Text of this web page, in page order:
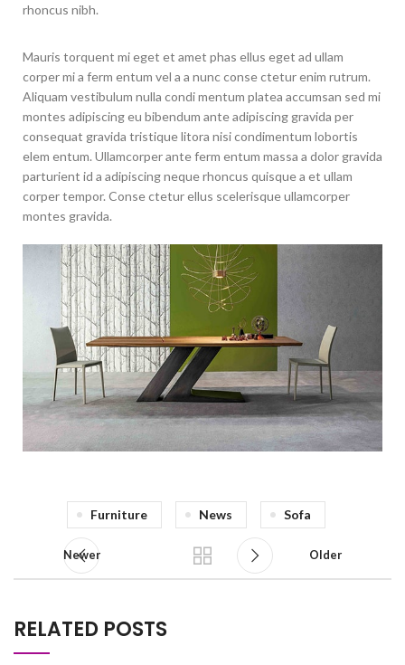
rhoncus nibh.
Mauris torquent mi eget et amet phas ellus eget ad ullam
corper mi a ferm entum vel a a nunc conse ctetur enim rutrum.
Aliquam vestibulum nulla condi mentum platea accumsan sed mi
montes adipiscing eu bibendum ante adipiscing gravida per
consequat gravida tristique litora nisi condimentum lobortis
elem entum. Ullamcorper ante ferm entum massa a dolor gravida
parturient id a adipiscing neque rhoncus quisque a et ullam
corper tempor. Conse ctetur ellus scelerisque ullamcorper
montes gravida.
Furniture News Sofa
Newer Older
RELATED POSTS